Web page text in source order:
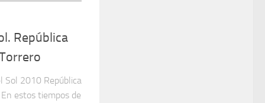
República
Sol 2010 República
estos tiempos de